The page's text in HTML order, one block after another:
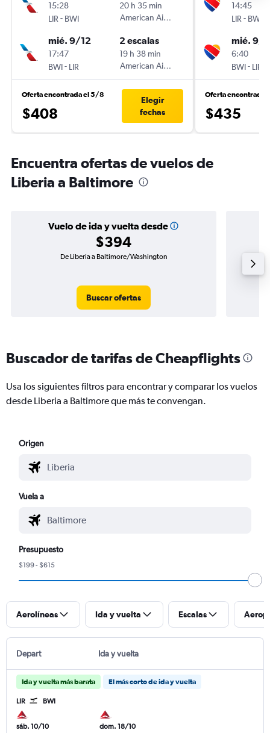
15:28
LIR - BWI
20 h 35 min
American Airlines
mié. 9/12
17:47
BWI- LIR
2 escalas
19 h 38 min
American Airlines
Oferta encontrada el 5/8
$408
Elegir
fechas
14:45
LIR - BWI
mié. 9/
6:40
BWI- LIR
Oferta encontrada
$435
Encuentra ofertas de vuelos de
Liberia a Baltimore
Vuelo de ida y vuelta desde
$394
De Liberia a Baltimore/Washington
Buscar ofertas
Buscador de tarifas de Cheapflights
Usa los siguientes filtros para encontrar y comparar los vuelos
desde Liberia a Baltimore que más te convengan.
Origen
Vuela a
Presupuesto
$199 - $615
Aerolíneas Ida y vuelta Escalas
Depart Ida y vuelta
Ida y vuelta más barata El más corto de ida y vuelta
LIR BWI
sáb. 10/10
dom. 18/10